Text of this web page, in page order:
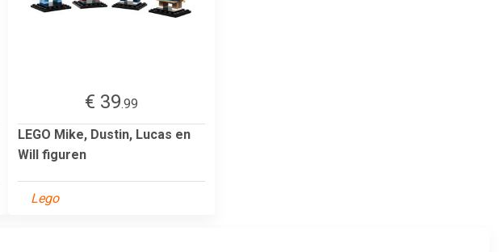
€ 39.99
LEGO Mike, Dustin, Lucas en
Will figuren
Lego